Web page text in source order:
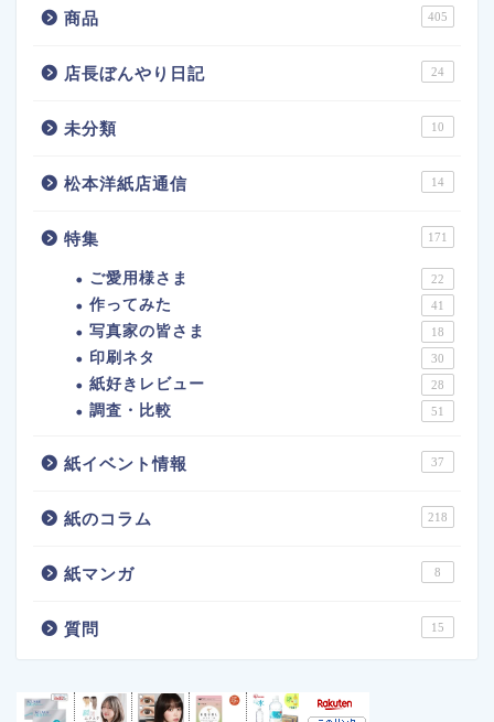
商品 405
店長ぼんやり日記 24
未分類 10
松本洋紙店通信 14
特集 171
ご愛用様さま 22
作ってみた 41
写真家の皆さま 18
印刷ネタ 30
紙好きレビュー 28
調査・比較 51
紙イベント情報 37
紙のコラム 218
紙マンガ 8
質問 15